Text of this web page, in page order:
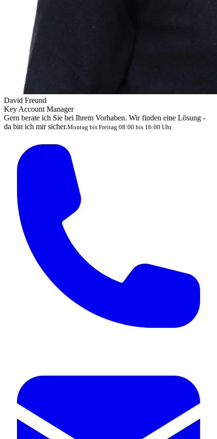
David Freund
Key Account Manager
Gern berate ich Sie bei Ihrem Vorhaben. Wir finden eine Lösung -
da bin ich mir sicher.Montag bis Freitag 08:00 bis 16:00 Uhr